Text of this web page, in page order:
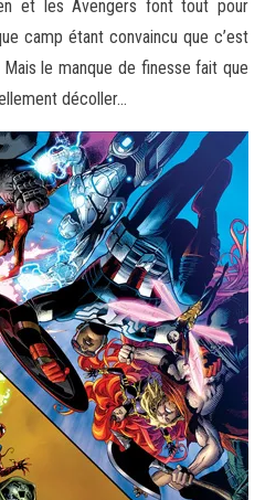
et les Avengers font tout pour
camp étant convaincu que c’est
le manque de finesse fait que
décoller…